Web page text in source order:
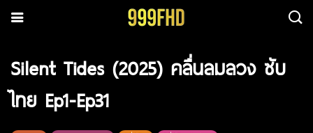
Silent Tides (2025) คลื่นลมลวง ซับ
ไทย Ep1-Ep31